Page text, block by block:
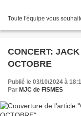
Toute l'équipe vous
CONCERT:
OCTOBRE
Publié le 03/10/2024 à
Par MJC de FISMES